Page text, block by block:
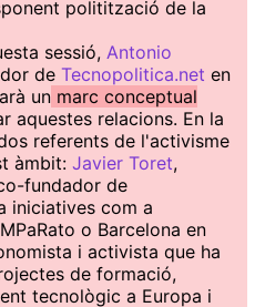
politització de la
sessió, Antonio
de Tecnopolitica.net en
un marc conceptual
aquestes relacions. En la
referents de l'activisme
àmbit: Javier Toret,
fundador de
iniciatives com a
o Barcelona en
i activista que ha
de formació,
tecnològic a Europa i